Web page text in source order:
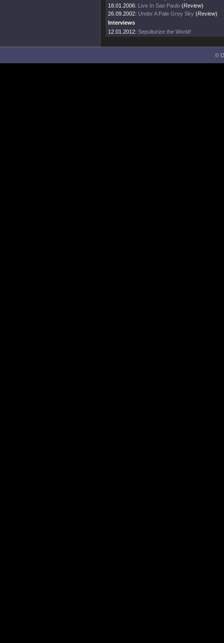
18.01.2006: Live In Sao Paulo (Review)
26.09.2002: Under A Pale Grey Sky (Review)
Interviews
12.01.2012: Sepulturize the World!
©